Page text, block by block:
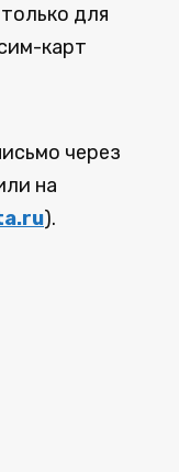
для
карт
через
на
).